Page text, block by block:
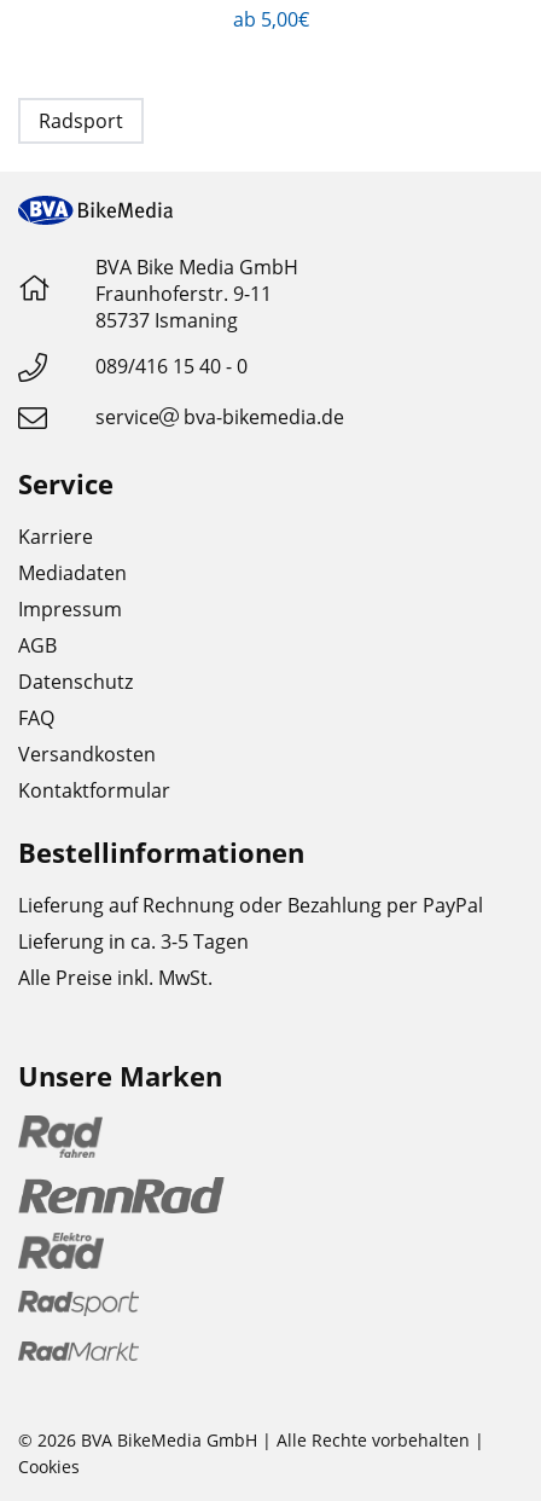
ab 5,00€
Radsport
BVA Bike Media GmbH
Fraunhoferstr. 9-11
85737 Ismaning
089/416 15 40 - 0
service
bva-bikemedia.de
Service
Karriere
Mediadaten
Impressum
AGB
Datenschutz
FAQ
Versandkosten
Kontaktformular
Bestellinformationen
Lieferung auf Rechnung oder Bezahlung per PayPal
Lieferung in ca. 3-5 Tagen
Alle Preise inkl. MwSt.
Unsere Marken
© 2026 BVA BikeMedia GmbH | Alle Rechte vorbehalten |
Cookies